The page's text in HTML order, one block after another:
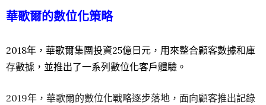
華歌爾的數位化策略
2018年，華歌爾集團投資25億日元，用來整合顧客數據和庫
存數據，並推出了一系列數位化客戶體驗。
2019年，華歌爾的數位化戰略逐步落地，面向顧客推出記錄